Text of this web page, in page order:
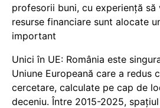
profesorii buni, cu experiență
resurse financiare sunt alocate
important
Unici în UE: România este
Uniune Europeană care a redus
cercetare, calculate pe cap de
deceniu. Între 2015-2025,